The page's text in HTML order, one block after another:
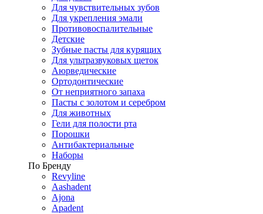
Для чувствительных зубов
Для укрепления эмали
Противовоспалительные
Детские
Зубные пасты для курящих
Для ультразвуковых щеток
Аюрведические
Ортодонтические
От неприятного запаха
Пасты с золотом и серебром
Для животных
Гели для полости рта
Порошки
Антибактериальные
Наборы
По Бренду
Revyline
Aashadent
Ajona
Apadent